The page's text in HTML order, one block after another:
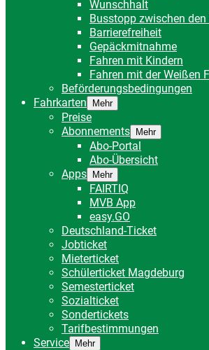
Wunschhalt
Busstopp zwischen
Barrierefreiheit
Gepäckmitnahme
Fahren mit Kindern
Fahren mit der Weißen
Beförderungsbedingungen
Fahrkarten
Mehr
Preise
Abonnements
Mehr
Abo-Portal
Abo-Übersicht
Apps
Mehr
FAIRTIQ
MVB App
easy.GO
Deutschland-Ticket
Jobticket
Mieterticket
Schülerticket Magdeburg
Semesterticket
Sozialticket
Sondertickets
Tarifbestimmungen
Service
Mehr